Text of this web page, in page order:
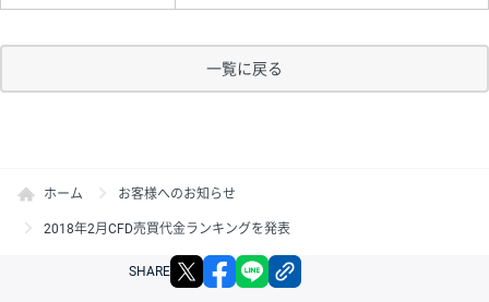
一覧に戻る
ホーム お客様へのお知らせ
2018年2月CFD売買代金ランキングを発表
SHARE X facebook